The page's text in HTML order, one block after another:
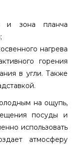
и зона планча
нагрева
горения
в угли. Также
на ощупь,
посуды и
использовать
атмосферу